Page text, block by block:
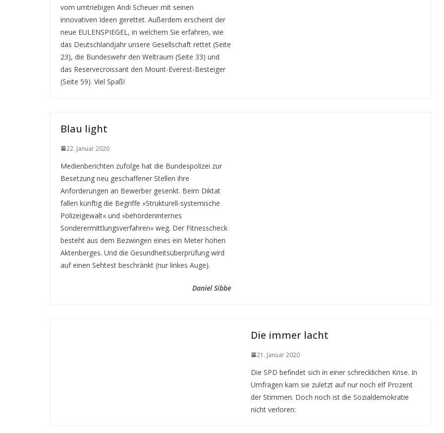
vom umtriebigen Andi Scheuer mit seinen
innovativen Ideen gerettet. Außerdem erscheint der
neue EULENSPIEGEL, in welchem Sie erfahren, wie
das Deutschlandjahr unsere Gesellschaft rettet (Seite
23), die Bundeswehr den Weltraum (Seite 33) und
das Reservecroissant den Mount-Everest-Besteiger
(Seite 59). Viel Spaß!
Blau light
22. Januar 2020
Medienberichten zufolge hat die Bundespolizei zur
Besetzung neu geschaffener Stellen ihre
Anforderungen an Bewerber gesenkt. Beim Diktat
fallen künftig die Begriffe »Strukturell-systemische
Polizeigewalt« und »behördeninternes
Sonderermittlungsverfahren« weg. Der Fitnesscheck
besteht aus dem Bezwingen eines ein Meter hohen
Aktenberges. Und die Gesundheitsüberprüfung wird
auf einen Sehtest beschränkt (nur linkes Auge).
Daniel Sibbe
Die immer lacht
21. Januar 2020
Die SPD befindet sich in einer schrecklichen Krise. In
Umfragen kam sie zuletzt auf nur noch elf Prozent
der Stimmen. Doch noch ist die Sozialdemokratie
nicht verloren: